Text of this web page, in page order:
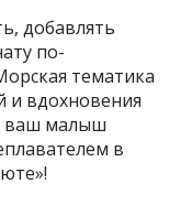
добавлять
по-
тематика
и вдохновения
ваш малыш
в